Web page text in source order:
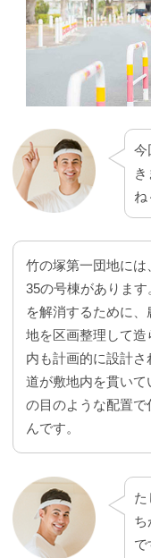
今
ね
竹の塚第一団地に
35の号棟がありま
を解消するために
地を区画整理して
内も計画的に設計
道が敷地内を貫いて
の目のような配置で
んです。
た
で